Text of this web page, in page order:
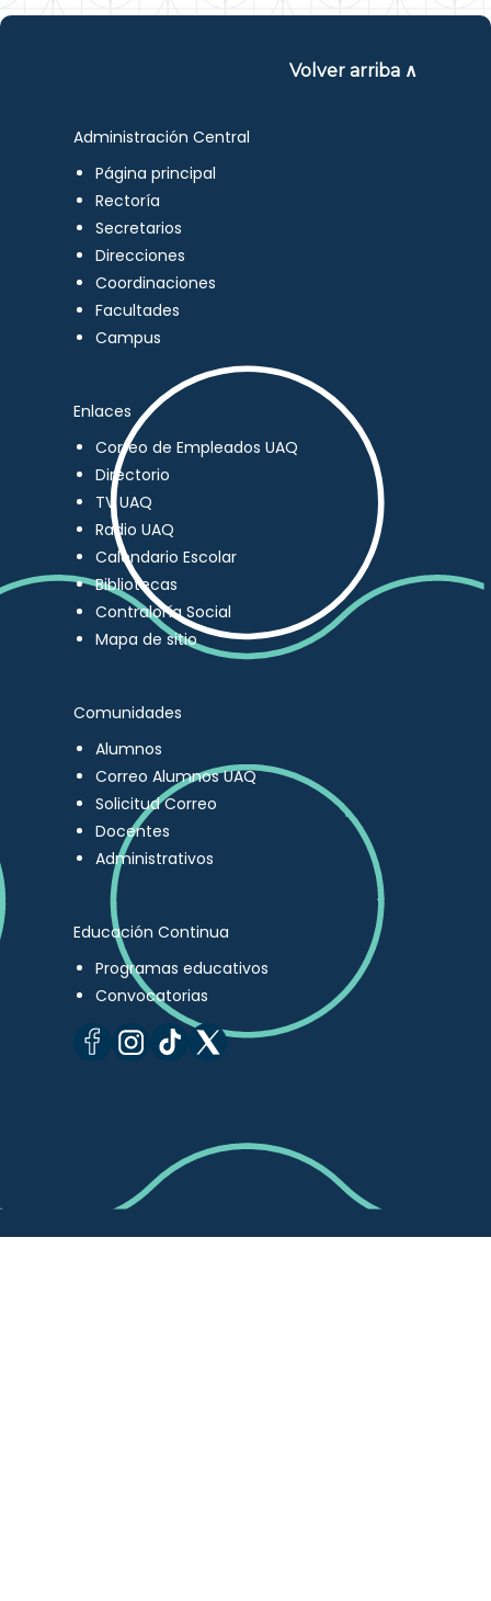
Volver arriba ∧
Administración Central
Página principal
Rectoría
Secretarios
Direcciones
Coordinaciones
Facultades
Campus
Enlaces
Correo de Empleados UAQ
Directorio
TV UAQ
Radio UAQ
Calendario Escolar
Bibliotecas
Contraloría Social
Mapa de sitio
Comunidades
Alumnos
Correo Alumnos UAQ
Solicitud Correo
Docentes
Administrativos
Educación Continua
Programas educativos
Convocatorias